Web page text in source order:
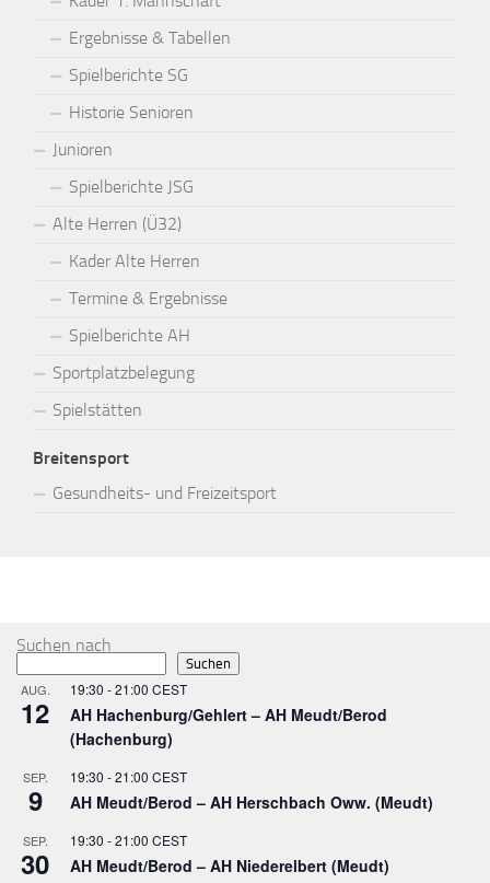
Ergebnisse & Tabellen
Spielberichte SG
Historie Senioren
Junioren
Spielberichte JSG
Alte Herren (Ü32)
Kader Alte Herren
Termine & Ergebnisse
Spielberichte AH
Sportplatzbelegung
Spielstätten
Breitensport
Gesundheits- und Freizeitsport
Suchen nach
Suchen
AUG.
12
19:30 -21:00 CEST
AH Hachenburg/Gehlert – AH Meudt/Berod
(Hachenburg)
SEP.
9
19:30 -21:00 CEST
AH Meudt/Berod – AH Herschbach Oww. (Meudt)
SEP.
30
19:30 -21:00 CEST
AH Meudt/Berod – AH Niederelbert (Meudt)